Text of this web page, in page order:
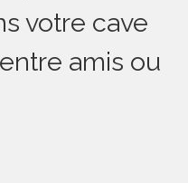
votre cave
amis ou